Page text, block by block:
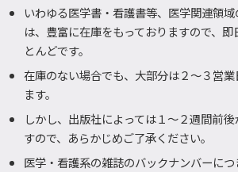
第３ 統計資料
第４ 保健師・助産師・看護師教育制
いわゆる医学書・看護書等、医学関連領
は、豊富に在庫をもっておりますので、
とんどです。
在庫のない場合でも、大部分は２～３営
ます。
しかし、出版社によっては１～２週間前
すので、あらかじめご了承ください。
医学・看護系の雑誌のバックナンバーに